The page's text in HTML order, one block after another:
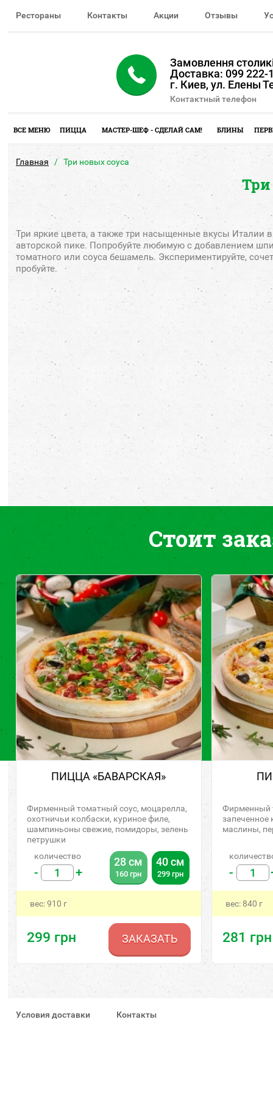
Рестораны Контакты Акции Отзывы
Замовлення
Доставка: 099 222-
г. Киев, ул. Елены
Контактный телефон
ВСЕ МЕНЮ ПИЦЦА МАСТЕР-ШЕФ - СДЕЛАЙ САМ! БЛИНЫ
Главная Три новых соуса
Три
Три яркие цвета, а также три насыщенные вкусы Италии в
авторской пике. Попробуйте любимую с добавлением
томатного или соуса бешамель. Экспериментируйте,
пробуйте.
Стоит
ПИЦЦА «БАВАРСКАЯ»
Фирменный томатный соус, моцарелла,
охотничьи колбаски, куриное филе,
шампиньоны свежие, помидоры, зелень
петрушки
количество
- +
28 см
160 грн
40 см
299 грн
вес:910 г
299 грн ЗАКАЗАТЬ
Фирменный
запеченное
маслины,
-
вес: 840 г
281 грн
Условия доставки Контакты